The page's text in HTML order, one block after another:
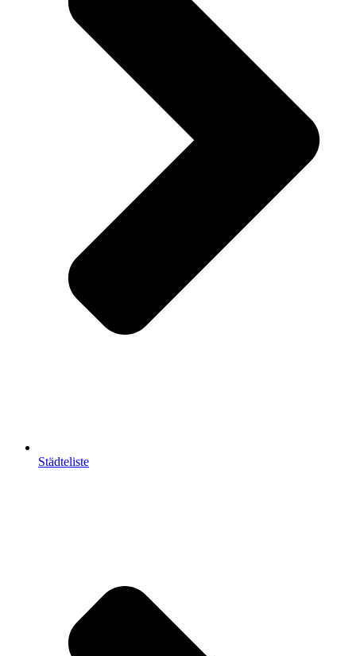
Städteliste